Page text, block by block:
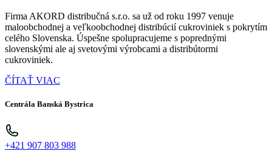
Firma AKORD distribučná s.r.o. sa už od roku 1997 venuje
maloobchodnej a veľkoobchodnej distribúcií cukroviniek s pokrytím
celého Slovenska. Úspešne spolupracujeme s poprednými
slovenskými ale aj svetovými výrobcami a distribútormi
cukroviniek.
ČÍTAŤ VIAC
Centrála Banská Bystrica
+421 907 803 988